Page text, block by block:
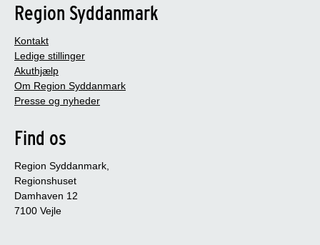
Region Syddanmark
Kontakt
Ledige stillinger
Akuthjælp
Om Region Syddanmark
Presse og nyheder
Find os
Region Syddanmark,
Regionshuset
Damhaven 12
7100 Vejle